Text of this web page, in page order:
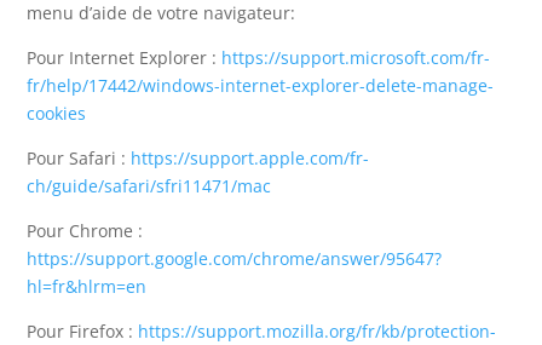
menu d’aide de votre navigateur:
Pour Internet Explorer : https://support.microsoft.com/fr-
fr/help/17442/windows-internet-explorer-delete-manage-
cookies
Pour Safari : https://support.apple.com/fr-
ch/guide/safari/sfri11471/mac
Pour Chrome :
https://support.google.com/chrome/answer/95647?
hl=fr&hlrm=en
Pour Firefox : https://support.mozilla.org/fr/kb/protection-